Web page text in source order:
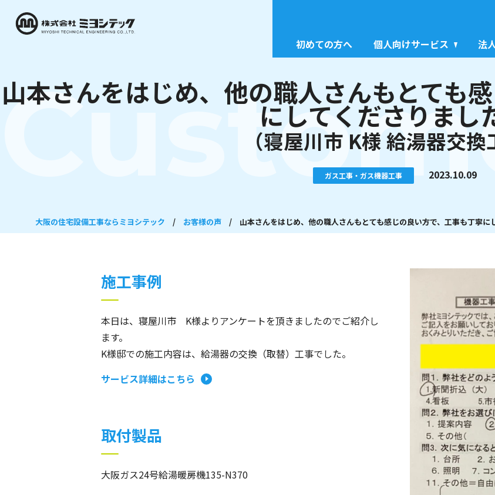
初めての方へ 個人向けサービス 法
山本さんをはじめ、他の職人さんもとても
にしてくださりまし
（寝屋川市 K様 給湯器交換
ガス工事・ガス機器工事 2023.10.09
大阪の住宅設備工事ならミヨシテック / お客様の声 / 山本さんをはじめ、他の職人さんもとても感じの良い方で、工事も丁寧に
施工事例
本日は、寝屋川市 K様よりアンケートを頂きましたのでご紹介し
ます。
K様邸での施工内容は、給湯器の交換（取替）工事でした。
サービス詳細はこちら
取付製品
大阪ガス24号給湯暖房機135-N370